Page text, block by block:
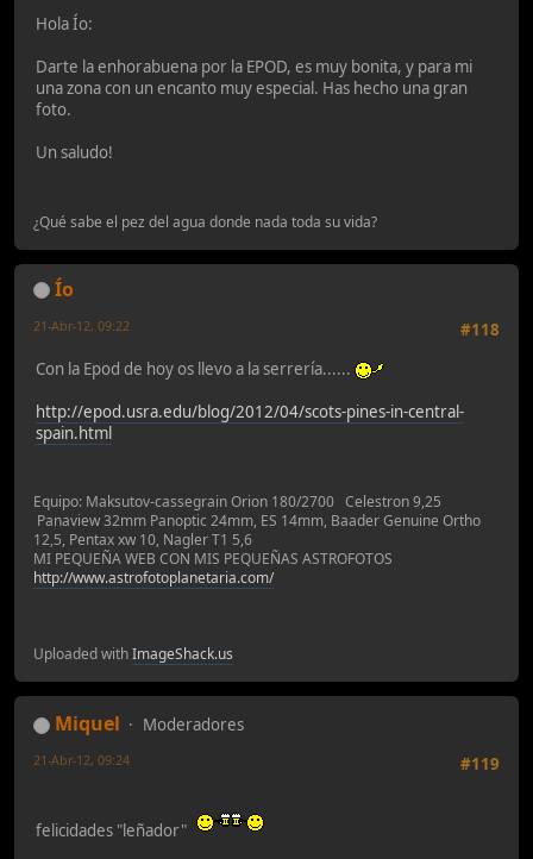
Hola Ío:
Darte la enhorabuena por la EPOD, es muy bonita, y para mi
una zona con un encanto muy especial. Has hecho una gran
foto.
Un saludo!
¿Qué sabe el pez del agua donde nada toda su vida?
Ío
#118
21-Abr-12, 09:22
Con la Epod de hoy os llevo a la serrería......
http://epod.usra.edu/blog/2012/04/scots-pines-in-central-
spain.html
Equipo: Maksutov-cassegrain Orion 180/2700 Celestron 9,25
Panaview 32mm Panoptic 24mm, ES 14mm, Baader Genuine Ortho
12,5, Pentax xw 10, Nagler T1 5,6
MI PEQUEÑA WEB CON MIS PEQUEÑAS ASTROFOTOS
http://www.astrofotoplanetaria.com/
Uploaded withImageShack.us
Miquel
Moderadores
#119
21-Abr-12, 09:24
felicidades "leñador"